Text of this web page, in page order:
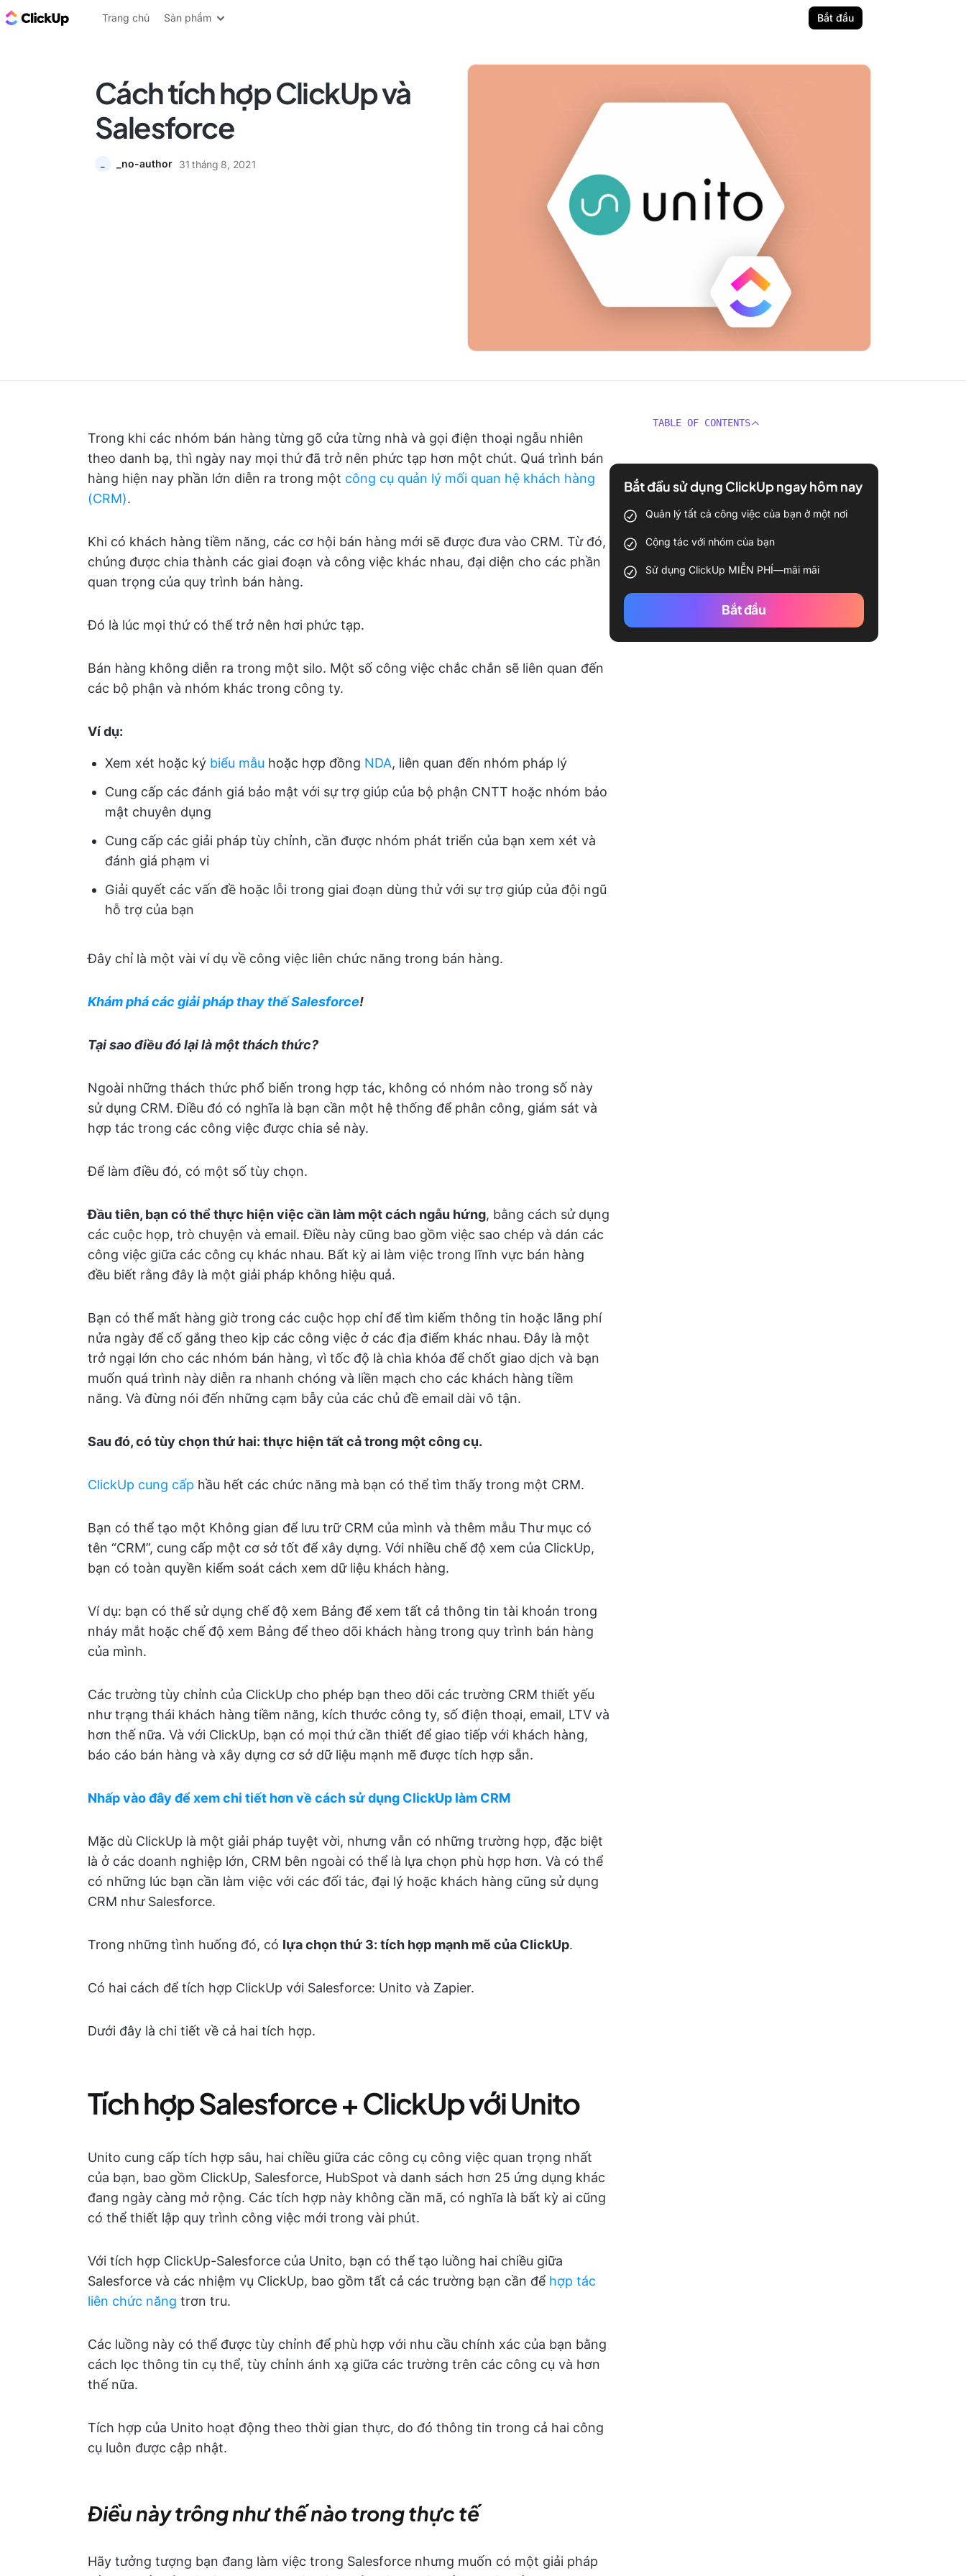
ClickUp Blog
Trang chủ Sản phẩm Bắt đầu
Cách tích hợp ClickUp và
Salesforce
_no-author 31 tháng 8, 2021
Trong khi các nhóm bán hàng từng gõ cửa từng nhà và gọi điện thoại ngẫu nhiên
theo danh bạ, thì ngày nay mọi thứ đã trở nên phức tạp hơn một chút. Quá trình bán
hàng hiện nay phần lớn diễn ra trong một công cụ quản lý mối quan hệ khách hàng
(CRM).
Khi có khách hàng tiềm năng, các cơ hội bán hàng mới sẽ được đưa vào CRM. Từ đó,
chúng được chia thành các giai đoạn và công việc khác nhau, đại diện cho các phần
quan trọng của quy trình bán hàng.
Đó là lúc mọi thứ có thể trở nên hơi phức tạp.
Bán hàng không diễn ra trong một silo. Một số công việc chắc chắn sẽ liên quan đến
các bộ phận và nhóm khác trong công ty.
Ví dụ:
Xem xét hoặc ký biểu mẫu hoặc hợp đồng NDA, liên quan đến nhóm pháp lý
Cung cấp các đánh giá bảo mật với sự trợ giúp của bộ phận CNTT hoặc nhóm bảo
mật chuyên dụng
Cung cấp các giải pháp tùy chỉnh, cần được nhóm phát triển của bạn xem xét và
đánh giá phạm vi
Giải quyết các vấn đề hoặc lỗi trong giai đoạn dùng thử với sự trợ giúp của đội ngũ
hỗ trợ của bạn
Đây chỉ là một vài ví dụ về công việc liên chức năng trong bán hàng.
Khám phá các giải pháp thay thế Salesforce!
Tại sao điều đó lại là một thách thức?
Ngoài những thách thức phổ biến trong hợp tác, không có nhóm nào trong số này
sử dụng CRM. Điều đó có nghĩa là bạn cần một hệ thống để phân công, giám sát và
hợp tác trong các công việc được chia sẻ này.
Để làm điều đó, có một số tùy chọn.
Đầu tiên, bạn có thể thực hiện việc cần làm một cách ngẫu hứng, bằng cách sử dụng
các cuộc họp, trò chuyện và email. Điều này cũng bao gồm việc sao chép và dán các
công việc giữa các công cụ khác nhau. Bất kỳ ai làm việc trong lĩnh vực bán hàng
đều biết rằng đây là một giải pháp không hiệu quả.
Bạn có thể mất hàng giờ trong các cuộc họp chỉ để tìm kiếm thông tin hoặc lãng phí
nửa ngày để cố gắng theo kịp các công việc ở các địa điểm khác nhau. Đây là một
trở ngại lớn cho các nhóm bán hàng, vì tốc độ là chìa khóa để chốt giao dịch và bạn
muốn quá trình này diễn ra nhanh chóng và liền mạch cho các khách hàng tiềm
năng. Và đừng nói đến những cạm bẫy của các chủ đề email dài vô tận.
Sau đó, có tùy chọn thứ hai: thực hiện tất cả trong một công cụ.
ClickUp cung cấp hầu hết các chức năng mà bạn có thể tìm thấy trong một CRM.
Bạn có thể tạo một Không gian để lưu trữ CRM của mình và thêm mẫu Thư mục có
tên “CRM”, cung cấp một cơ sở tốt để xây dựng. Với nhiều chế độ xem của ClickUp,
bạn có toàn quyền kiểm soát cách xem dữ liệu khách hàng.
Ví dụ: bạn có thể sử dụng chế độ xem Bảng để xem tất cả thông tin tài khoản trong
nháy mắt hoặc chế độ xem Bảng để theo dõi khách hàng trong quy trình bán hàng
của mình.
Các trường tùy chỉnh của ClickUp cho phép bạn theo dõi các trường CRM thiết yếu
như trạng thái khách hàng tiềm năng, kích thước công ty, số điện thoại, email, LTV và
hơn thế nữa. Và với ClickUp, bạn có mọi thứ cần thiết để giao tiếp với khách hàng,
báo cáo bán hàng và xây dựng cơ sở dữ liệu mạnh mẽ được tích hợp sẵn.
Nhấp vào đây để xem chi tiết hơn về cách sử dụng ClickUp làm CRM
Mặc dù ClickUp là một giải pháp tuyệt vời, nhưng vẫn có những trường hợp, đặc biệt
là ở các doanh nghiệp lớn, CRM bên ngoài có thể là lựa chọn phù hợp hơn. Và có thể
có những lúc bạn cần làm việc với các đối tác, đại lý hoặc khách hàng cũng sử dụng
CRM như Salesforce.
Trong những tình huống đó, có lựa chọn thứ 3: tích hợp mạnh mẽ của ClickUp.
Có hai cách để tích hợp ClickUp với Salesforce: Unito và Zapier.
Dưới đây là chi tiết về cả hai tích hợp.
Tích hợp Salesforce + ClickUp với Unito
Unito cung cấp tích hợp sâu, hai chiều giữa các công cụ công việc quan trọng nhất
của bạn, bao gồm ClickUp, Salesforce, HubSpot và danh sách hơn 25 ứng dụng khác
đang ngày càng mở rộng. Các tích hợp này không cần mã, có nghĩa là bất kỳ ai cũng
có thể thiết lập quy trình công việc mới trong vài phút.
Với tích hợp ClickUp-Salesforce của Unito, bạn có thể tạo luồng hai chiều giữa
Salesforce và các nhiệm vụ ClickUp, bao gồm tất cả các trường bạn cần để hợp tác
liên chức năng trơn tru.
Các luồng này có thể được tùy chỉnh để phù hợp với nhu cầu chính xác của bạn bằng
cách lọc thông tin cụ thể, tùy chỉnh ánh xạ giữa các trường trên các công cụ và hơn
thế nữa.
Tích hợp của Unito hoạt động theo thời gian thực, do đó thông tin trong cả hai công
cụ luôn được cập nhật.
Điều này trông như thế nào trong thực tế
Hãy tưởng tượng bạn đang làm việc trong Salesforce nhưng muốn có một giải pháp
TABLE OF CONTENTS
Bắt đầu sử dụng ClickUp ngay hôm nay
Quản lý tất cả công việc của bạn ở một nơi
Cộng tác với nhóm của bạn
Sử dụng ClickUp MIỄN PHÍ—mãi mãi
Bắt đầu